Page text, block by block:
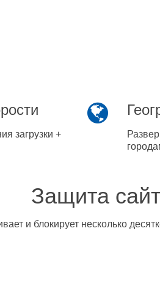
загрузки +
Защита
и блокирует несколько